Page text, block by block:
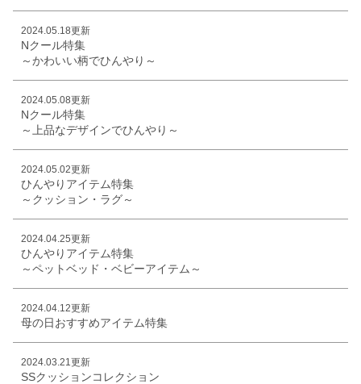
2024.05.18更新
Nクール特集
～かわいい柄でひんやり～
2024.05.08更新
Nクール特集
～上品なデザインでひんやり～
2024.05.02更新
ひんやりアイテム特集
～クッション・ラグ～
2024.04.25更新
ひんやりアイテム特集
～ペットベッド・ベビーアイテム～
2024.04.12更新
母の日おすすめアイテム特集
2024.03.21更新
SSクッションコレクション